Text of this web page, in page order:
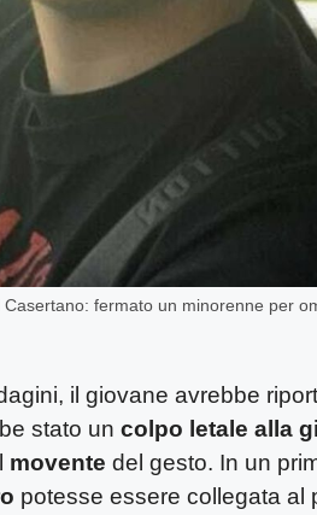
fermato un minorenne per
il giovane avrebbe
stato un colpo letale alla
movente del gesto. In un
potesse essere collegata al